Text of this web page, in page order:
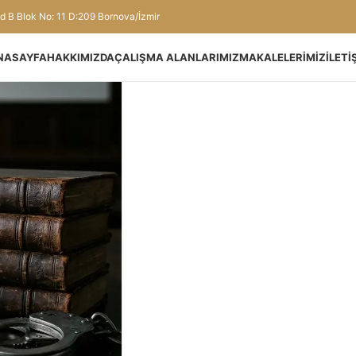
B Blok No: 11 D:209 Bornova/İzmir
HAKKIMIZDAÇALIŞMA ALANLARIMIZMAKALELERIMIZ